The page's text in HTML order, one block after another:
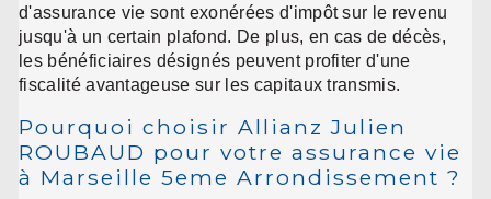
d'assurance vie sont exonérées d'impôt sur le revenu
jusqu'à un certain plafond. De plus, en cas de décès,
les bénéficiaires désignés peuvent profiter d'une
fiscalité avantageuse sur les capitaux transmis.
Pourquoi choisir Allianz Julien
ROUBAUD pour votre assurance vie
à Marseille 5eme Arrondissement ?